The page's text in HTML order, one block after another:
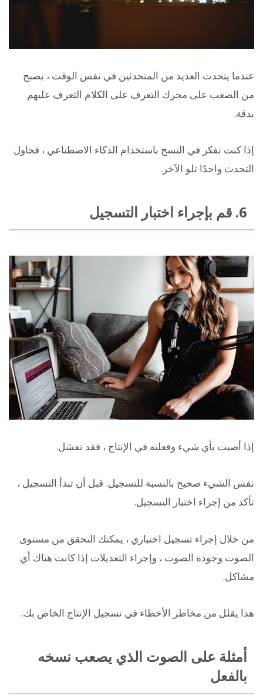
عندما يتحدث العديد من المتحدثين في نفس الوقت ، يصبح
من الصعب على محرك التعرف على الكلام التعرف عليهم
بدقة.
إذا كنت تفكر في النسخ باستخدام الذكاء الاصطناعي ، فحاول
التحدث واحدًا تلو الآخر.
6. قم بإجراء اختبار التسجيل
إذا أصبت بأي شيء وفعلته في الإنتاج ، فقد تفشل.
نفس الشيء صحيح بالنسبة للتسجيل. قبل أن تبدأ التسجيل ،
تأكد من إجراء اختبار التسجيل.
من خلال إجراء تسجيل اختباري ، يمكنك التحقق من مستوى
الصوت وجودة الصوت ، وإجراء التعديلات إذا كانت هناك أي
مشاكل.
هذا يقلل من مخاطر الأخطاء في تسجيل الإنتاج الخاص بك.
أمثلة على الصوت الذي يصعب نسخه
بالفعل